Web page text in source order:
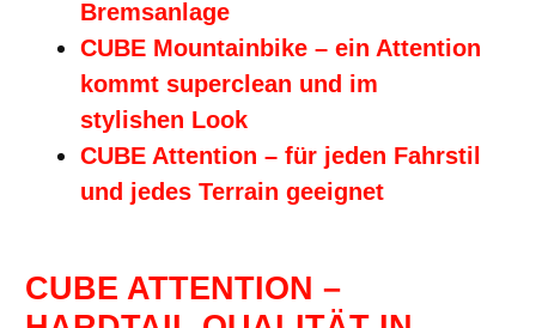
Bremsanlage
CUBE Mountainbike – ein Attention
kommt superclean und im
stylishen Look
CUBE Attention – für jeden Fahrstil
und jedes Terrain geeignet
CUBE ATTENTION –